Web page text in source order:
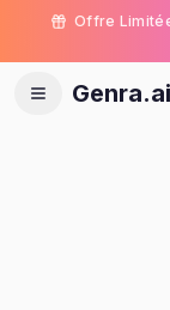
Offre
Genra.ai